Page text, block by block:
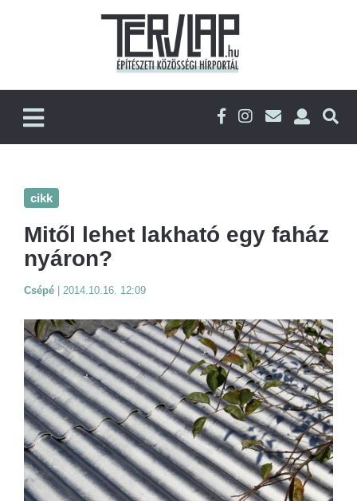
cikk
Mitől lehet lakható egy faház
nyáron?
Csépé 2014.10.16. 12:09